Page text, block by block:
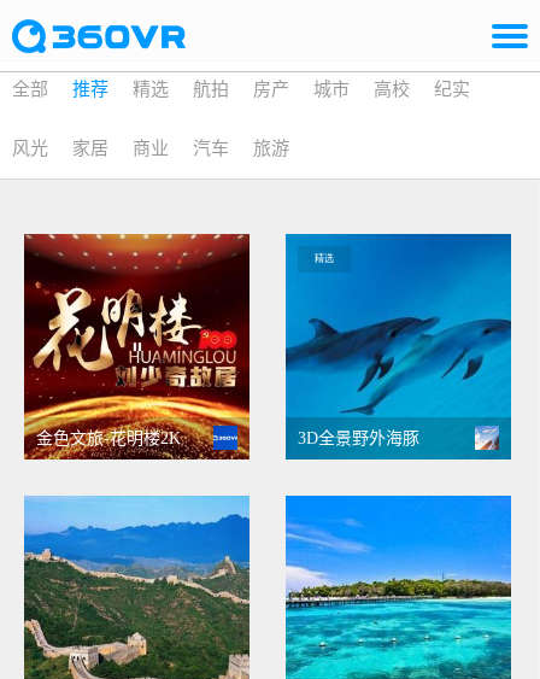
全部 推荐 精选 航拍 房产 城市 高校 纪实
风光 家居 商业 汽车 旅游
金色文旅-花明楼2K
精选
3D全景野外海豚